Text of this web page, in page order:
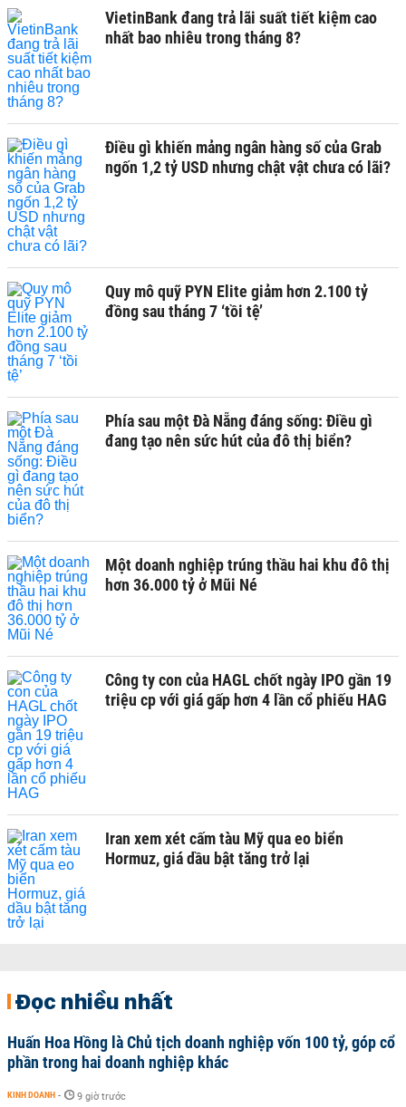
VietinBank đang trả lãi suất tiết kiệm cao
nhất bao nhiêu trong tháng 8?
Điều gì khiến mảng ngân hàng số của Grab
ngốn 1,2 tỷ USD nhưng chật vật chưa có lãi?
Quy mô quỹ PYN Elite giảm hơn 2.100 tỷ
đồng sau tháng 7 ‘tồi tệ’
Phía sau một Đà Nẵng đáng sống: Điều gì
đang tạo nên sức hút của đô thị biển?
Một doanh nghiệp trúng thầu hai khu đô thị
hơn 36.000 tỷ ở Mũi Né
Công ty con của HAGL chốt ngày IPO gần 19
triệu cp với giá gấp hơn 4 lần cổ phiếu HAG
Iran xem xét cấm tàu Mỹ qua eo biển
Hormuz, giá dầu bật tăng trở lại
Đọc nhiều nhất
Huấn Hoa Hồng là Chủ tịch doanh nghiệp vốn 100 tỷ, góp cổ
phần trong hai doanh nghiệp khác
KINH DOANH - 9 giờ trước